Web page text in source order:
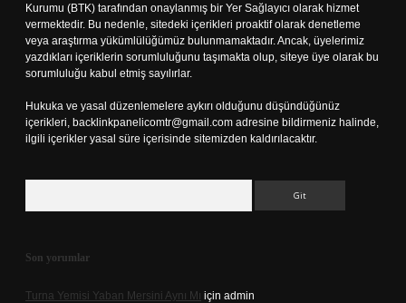
Kurumu (BTK) tarafından onaylanmış bir Yer Sağlayıcı olarak hizmet
vermektedir. Bu nedenle, sitedeki içerikleri proaktif olarak denetleme
veya araştırma yükümlülüğümüz bulunmamaktadır. Ancak, üyelerimiz
yazdıkları içeriklerin sorumluluğunu taşımakta olup, siteye üye olarak bu
sorumluluğu kabul etmiş sayılırlar.
Hukuka ve yasal düzenlemelere aykırı olduğunu düşündüğünüz
içerikleri, backlinkpanelicomtr@gmail.com adresine bildirmeniz halinde,
ilgili içerikler yasal süre içerisinde sitemizden kaldırılacaktır.
Son yorumlar
Turna Yemisi Yaban Mersini Aynı Mı için admin